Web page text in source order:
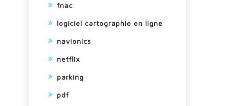
fnac
logiciel cartographie en ligne
navionics
netflix
parking
pdf